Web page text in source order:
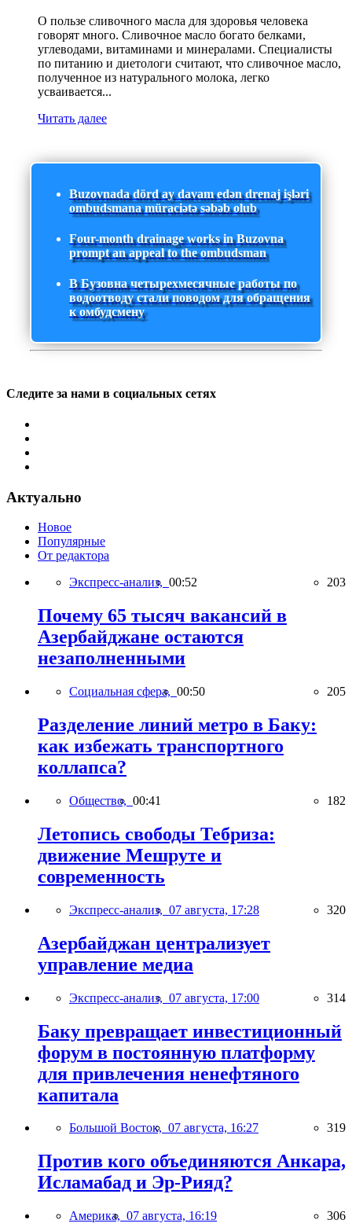
О пользе сливочного масла для здоровья человека
говорят много. Сливочное масло богато белками,
углеводами, витаминами и минералами. Специалисты
по питанию и диетологи считают, что сливочное масло,
полученное из натурального молока, легко
усваивается...
Читать далее
Buzovnada dörd ay davam edən drenaj işləri
ombudsmana müraciətə səbəb olub
Four-month drainage works in Buzovna
prompt an appeal to the ombudsman
В Бузовна четырехмесячные работы по
водоотводу стали поводом для обращения
к омбудсмену
Следите за нами в социальных сетях
Актуально
Новое
Популярные
От редактора
Экспресс-анализ, 00:52 203
Почему 65 тысяч вакансий в
Азербайджане остаются
незаполненными
Социальная сфера, 00:50 205
Разделение линий метро в Баку:
как избежать транспортного
коллапса?
Общество, 00:41 182
Летопись свободы Тебриза:
движение Мешруте и
современность
Экспресс-анализ, 07 августа, 17:28 320
Азербайджан централизует
управление медиа
Экспресс-анализ, 07 августа, 17:00 314
Баку превращает инвестиционный
форум в постоянную платформу
для привлечения ненефтяного
капитала
Большой Восток, 07 августа, 16:27 319
Против кого объединяются Анкара,
Исламабад и Эр-Рияд?
Америка, 07 августа, 16:19 306